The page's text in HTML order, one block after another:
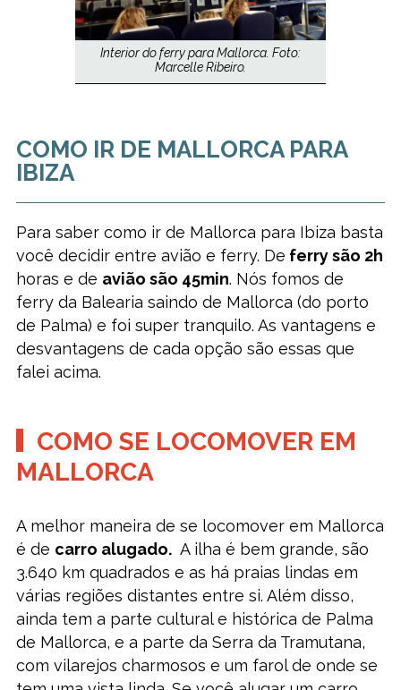
Interior do ferry para Mallorca. Foto:
Marcelle Ribeiro.
COMO IR DE MALLORCA PARA
IBIZA
Para saber como ir de Mallorca para Ibiza basta
você decidir entre avião e ferry. De ferry são 2h
horas e de avião são 45min. Nós fomos de
ferry da Balearia saindo de Mallorca (do porto
de Palma) e foi super tranquilo. As vantagens e
desvantagens de cada opção são essas que
falei acima.
COMO SE LOCOMOVER EM
MALLORCA
A melhor maneira de se locomover em Mallorca
é de carro alugado.A ilha é bem grande, são
3.640 km quadrados e as há praias lindas em
várias regiões distantes entre si. Além disso,
ainda tem a parte cultural e histórica de Palma
de Mallorca, e a parte da Serra da Tramutana,
com vilarejos charmosos e um farol de onde se